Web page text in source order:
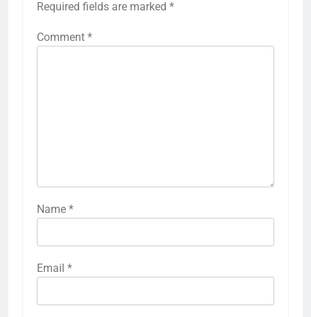
Required fields are marked *
Comment *
Name *
Email *